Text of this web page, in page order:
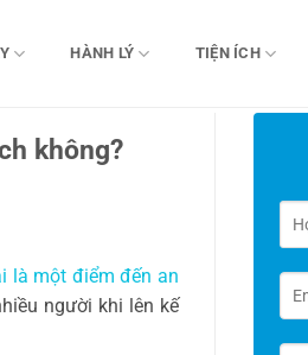
HÀNH LÝ TIỆN ÍCH
không?
là một điểm đến an
người khi lên kế